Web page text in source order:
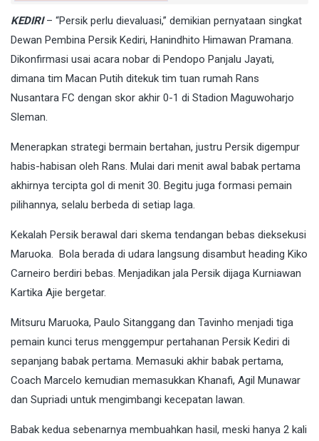
KEDIRI– “Persik perlu dievaluasi,” demikian pernyataan singkat
Dewan Pembina Persik Kediri, Hanindhito Himawan Pramana.
Dikonfirmasi usai acara nobar di Pendopo Panjalu Jayati,
dimana tim Macan Putih ditekuk tim tuan rumah Rans
Nusantara FC dengan skor akhir 0-1 di Stadion Maguwoharjo
Sleman.
Menerapkan strategi bermain bertahan, justru Persik digempur
habis-habisan oleh Rans. Mulai dari menit awal babak pertama
akhirnya tercipta gol di menit 30. Begitu juga formasi pemain
pilihannya, selalu berbeda di setiap laga.
Kekalah Persik berawal dari skema tendangan bebas dieksekusi
Maruoka. Bola berada di udara langsung disambut heading Kiko
Carneiro berdiri bebas. Menjadikan jala Persik dijaga Kurniawan
Kartika Ajie bergetar.
Mitsuru Maruoka, Paulo Sitanggang dan Tavinho menjadi tiga
pemain kunci terus menggempur pertahanan Persik Kediri di
sepanjang babak pertama. Memasuki akhir babak pertama,
Coach Marcelo kemudian memasukkan Khanafi, Agil Munawar
dan Supriadi untuk mengimbangi kecepatan lawan.
Babak kedua sebenarnya membuahkan hasil, meski hanya 2 kali